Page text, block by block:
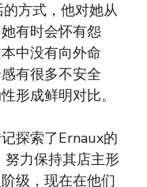
方式，他对她从
有时会怀有怨
中没有向外命
有很多不安全
形成鲜明对比。
探索了Ernaux的
努力保持其店主形
级，现在在他们